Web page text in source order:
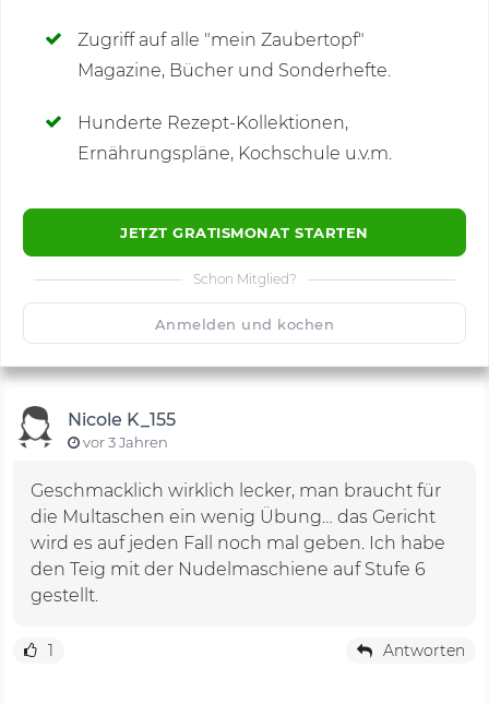
Zugriff auf alle "mein Zaubertopf"
Magazine, Bücher und Sonderhefte.
Hunderte Rezept-Kollektionen,
Ernährungspläne, Kochschule u.v.m.
JETZT GRATISMONAT STARTEN
Schon Mitglied?
Anmelden und kochen
Kommentare(1)
🙂 Speichern
Nicole K_155
vor 3 Jahren
Geschmacklich wirklich lecker, man braucht für
die Multaschen ein wenig Übung… das Gericht
wird es auf jeden Fall noch mal geben. Ich habe
den Teig mit der Nudelmaschiene auf Stufe 6
gestellt.
1 Antworten